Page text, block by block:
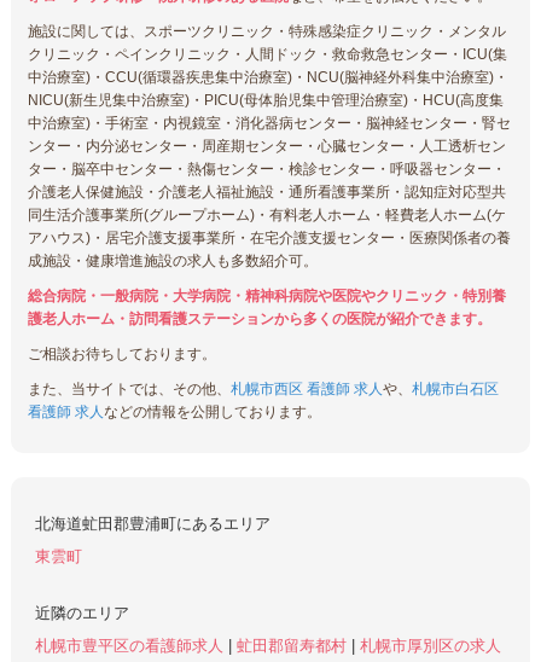
施設に関しては、スポーツクリニック・特殊感染症クリニック・メンタル
クリニック・ペインクリニック・人間ドック・救命救急センター・ICU(集
中治療室)・CCU(循環器疾患集中治療室)・NCU(脳神経外科集中治療室)・
NICU(新生児集中治療室)・PICU(母体胎児集中管理治療室)・HCU(高度集
中治療室)・手術室・内視鏡室・消化器病センター・脳神経センター・腎セ
ンター・内分泌センター・周産期センター・心臓センター・人工透析セン
ター・脳卒中センター・熱傷センター・検診センター・呼吸器センター・
介護老人保健施設・介護老人福祉施設・通所看護事業所・認知症対応型共
同生活介護事業所(グループホーム)・有料老人ホーム・軽費老人ホーム(ケ
アハウス)・居宅介護支援事業所・在宅介護支援センター・医療関係者の養
成施設・健康増進施設の求人も多数紹介可。
総合病院・一般病院・大学病院・精神科病院や医院やクリニック・特別養
護老人ホーム・訪問看護ステーションから多くの医院が紹介できます。
ご相談お待ちしております。
また、当サイトでは、その他、 札幌市西区 看護師 求人や、 札幌市白石区
看護師 求人などの情報を公開しております。
北海道虻田郡豊浦町にあるエリア
東雲町
近隣のエリア
札幌市豊平区の看護師求人
虻田郡留寿都村
札幌市厚別区の求人